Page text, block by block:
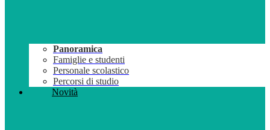
Panoramica
Famiglie e studenti
Personale scolastico
Percorsi di studio
Novità